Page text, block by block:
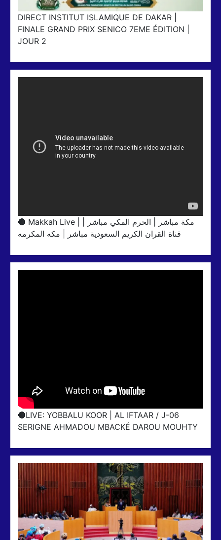
DIRECT INSTITUT ISLAMIQUE DE DAKAR |
FINALE GRAND PRIX SENICO 7EME ÉDITION |
JOUR 2
🔴 Makkah Live | مكة مباشر | الحرم المكي مباشر |
قناة القران الكريم السعودية مباشر | مكه المكرمه
🔴LIVE: YOBBALU KOOR | AL IFTAAR / J-06
SERIGNE AHMADOU MBACKÉ DAROU MOUHTY